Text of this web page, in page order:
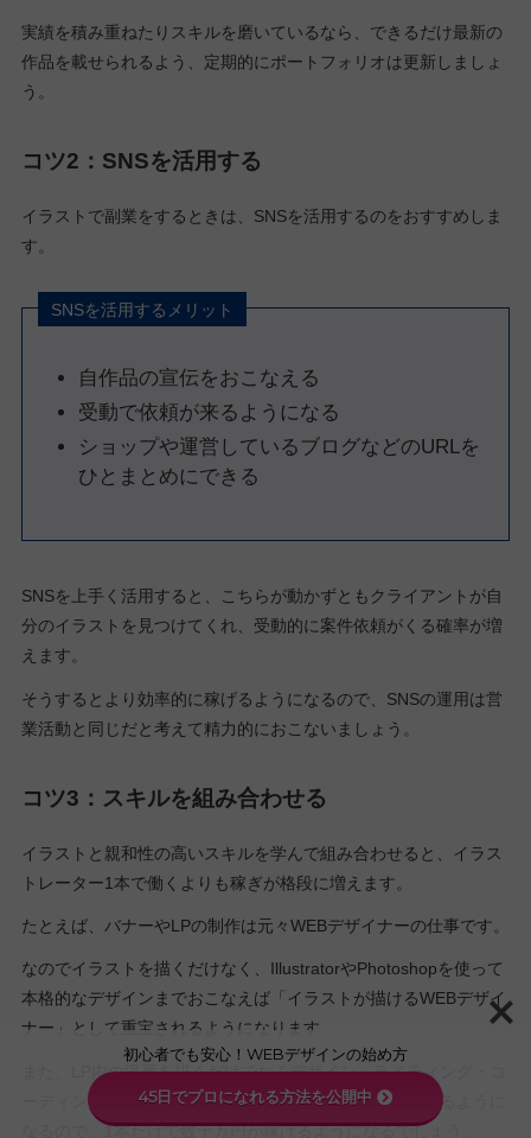
実績を積み重ねたりスキルを磨いているなら、できるだけ最新の
作品を載せられるよう、定期的にポートフォリオは更新しましょ
う。
コツ2：SNSを活用する
イラストで副業をするときは、SNSを活用するのをおすすめしま
す。
SNSを活用するメリット
自作品の宣伝をおこなえる
受動で依頼が来るようになる
ショップや運営しているブログなどのURLを
ひとまとめにできる
SNSを上手く活用すると、こちらが動かずともクライアントが自
分のイラストを見つけてくれ、受動的に案件依頼がくる確率が増
えます。
そうするとより効率的に稼げるようになるので、SNSの運用は営
業活動と同じだと考えて精力的におこないましょう。
コツ3：スキルを組み合わせる
イラストと親和性の高いスキルを学んで組み合わせると、イラス
トレーター1本で働くよりも稼ぎが格段に増えます。
たとえば、バナーやLPの制作は元々WEBデザイナーの仕事です。
なのでイラストを描くだけなく、IllustratorやPhotoshopを使って
本格的なデザインまでおこなえば「イラストが描けるWEBデザイ
ナー」として重宝されるようになります
また、LP内の漫画を描くだけでなくデザイン・ライティング・コ
ーディングもできるようになればそもそもLP自体を作れるように
なるので、1本だけで数十万円が稼げるようになるでしょう。
初心者でも安心！WEBデザインの始め方
45日でプロになれる方法を公開中